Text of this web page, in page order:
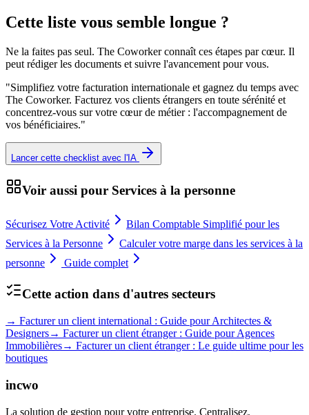
Cette liste vous semble longue ?
Ne la faites pas seul. The Coworker connaît ces étapes par cœur. Il
peut rédiger les documents et suivre l'avancement pour vous.
"Simplifiez votre facturation internationale et gagnez du temps avec
The Coworker. Facturez vos clients étrangers en toute sérénité et
concentrez-vous sur votre cœur de métier : l'accompagnement de
vos bénéficiaires."
Lancer cette checklist avec l'IA
Voir aussi pour Services à la personne
Sécurisez Votre Activité
Bilan Comptable Simplifié pour les
Services à la Personne
Calculer votre marge dans les services à la
personne
Guide complet
Cette action dans d'autres secteurs
→ Facturer un client international : Guide pour Architectes &
Designers→ Facturer un client étranger : Guide pour Agences
Immobilières→ Facturer un client étranger : Le guide ultime pour les
boutiques
incwo
La solution de gestion pour votre entreprise. Centralisez,